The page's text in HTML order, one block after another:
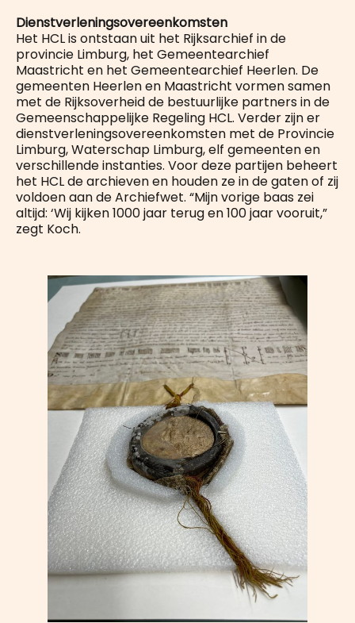
Dienstverleningsovereenkomsten
Het HCL is ontstaan uit het Rijksarchief in de
provincie Limburg, het Gemeentearchief
Maastricht en het Gemeentearchief Heerlen. De
gemeenten Heerlen en Maastricht vormen samen
met de Rijksoverheid de bestuurlijke partners in de
Gemeenschappelijke Regeling HCL. Verder zijn er
dienstverleningsovereenkomsten met de Provincie
Limburg, Waterschap Limburg, elf gemeenten en
verschillende instanties. Voor deze partijen beheert
het HCL de archieven en houden ze in de gaten of zij
voldoen aan de Archiefwet. “Mijn vorige baas zei
altijd: ‘Wij kijken 1000 jaar terug en 100 jaar vooruit,”
zegt Koch.